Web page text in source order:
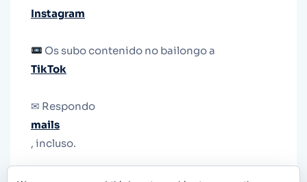
Instagram
Os subo contenido no bailongo a
TikTok
✉ Respondo
mails
, incluso.